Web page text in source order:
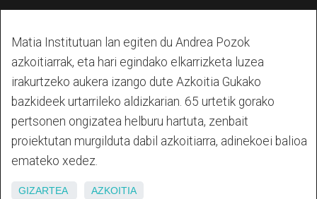
Matia Institutuan lan egiten du Andrea Pozok
azkoitiarrak, eta hari egindako elkarrizketa luzea
irakurtzeko aukera izango dute Azkoitia Gukako
bazkideek urtarrileko aldizkarian. 65 urtetik gorako
pertsonen ongizatea helburu hartuta, zenbait
proiektutan murgilduta dabil azkoitiarra, adinekoei balioa
emateko xedez.
GIZARTEA AZKOITIA